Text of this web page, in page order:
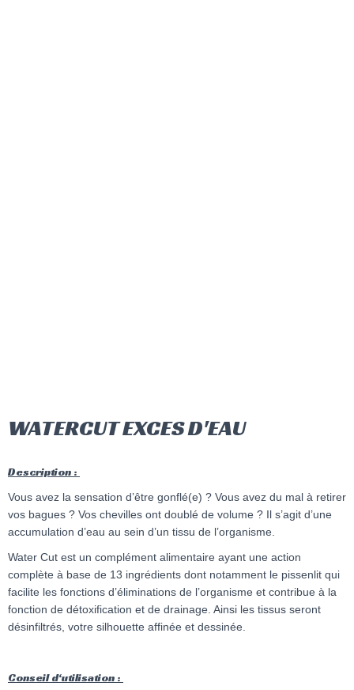
WATERCUT EXCES D'EAU
Description :
Vous avez la sensation d’être gonflé(e) ? Vous avez du mal à retirer
vos bagues ? Vos chevilles ont doublé de volume ? Il s’agit d’une
accumulation d’eau au sein d’un tissu de l’organisme.
Water Cut est un complément alimentaire ayant une action
complète à base de 13 ingrédients dont notamment le pissenlit qui
facilite les fonctions d’éliminations de l’organisme et contribue à la
fonction de détoxification et de drainage. Ainsi les tissus seront
désinfiltrés, votre silhouette affinée et dessinée
Conseil d‘utilisation :